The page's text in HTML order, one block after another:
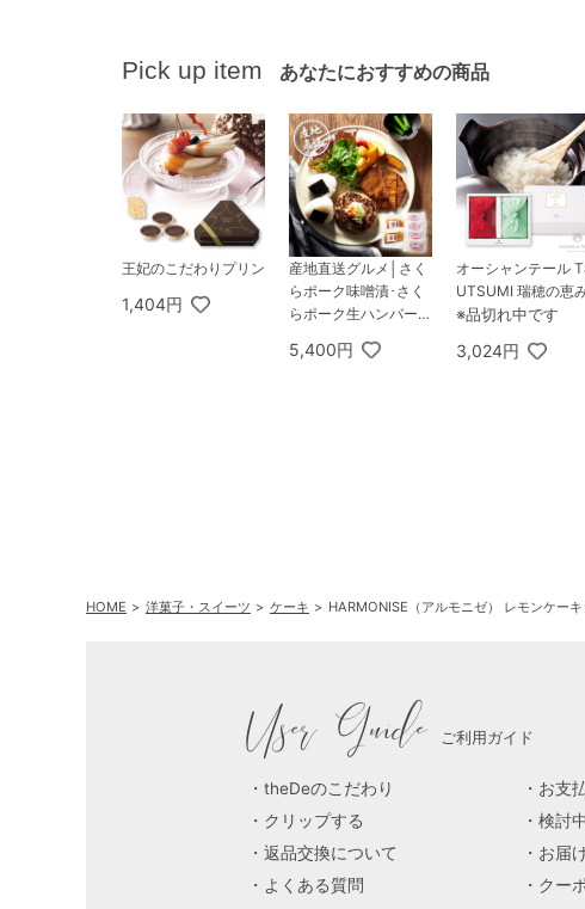
Pick up item あなたにおすすめの商品
王妃のこだわりプリン
1,404円
産地直送グルメ│さく
らポーク味噌漬･さく
らポーク生ハンバーグ
5,400円
オーシャンテール
UTSUMI 瑞穂の恵
※品切れ中です
3,024円
HOME 洋菓子・スイーツ ケーキ HARMONISE（アルモニゼ） レモンケーキ
User Guide ご利用ガイド
theDeのこだわり
お支
クリップする
検討
返品交換について
お届
よくある質問
クー